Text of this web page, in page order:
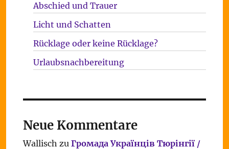
Abschied und Trauer
Licht und Schatten
Rücklage oder keine Rücklage?
Urlaubsnachbereitung
Neue Kommentare
Wallisch zu Громада Українців Тюрінгії /